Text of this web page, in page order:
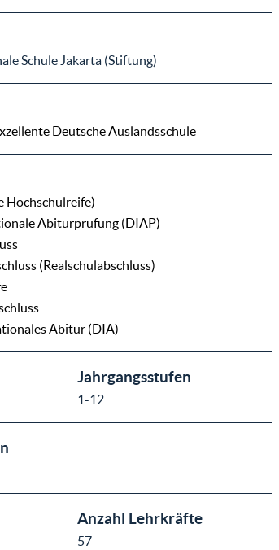
Schule Jakarta (Stiftung)
Deutsche Auslandsschule
Hochschulreife)
Abiturprüfung (DIAP)
(Realschulabschluss)
Abitur (DIA)
Jahrgangsstufen
1-12
Anzahl Lehrkräfte
57